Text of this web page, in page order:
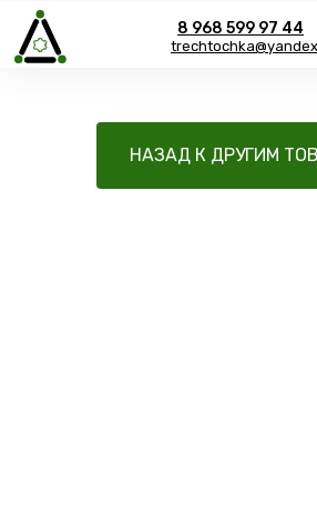
8 968 599 97 44
НАЗАД К ДРУГИМ